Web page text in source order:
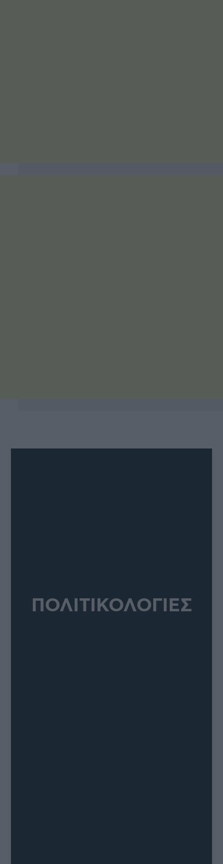
ΠΟΛΙΤΙΚΟΛΟΓΙΕΣ